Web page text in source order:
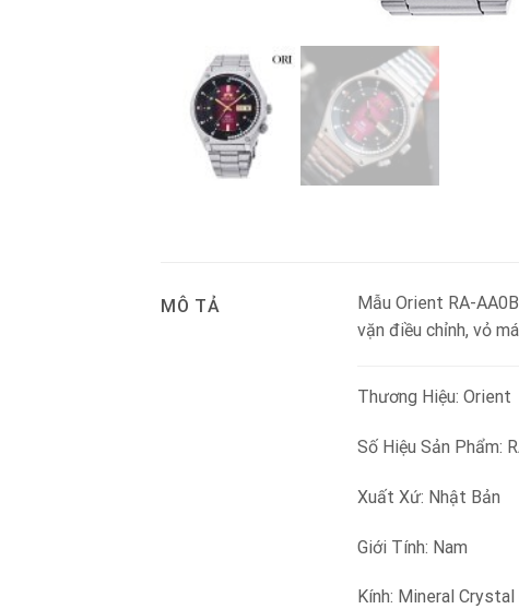
MÔ TẢ
Mẫu Orient RA-
vặn điều chỉnh, vỏ
Thương Hiệu: Orient
Số Hiệu Sản Phẩm:
Xuất Xứ: Nhật Bản
Giới Tính: Nam
Kính: Mineral Crystal